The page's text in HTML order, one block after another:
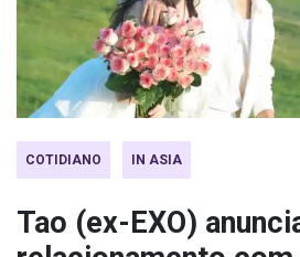
COTIDIANO IN ASIA
Tao (ex-EXO)